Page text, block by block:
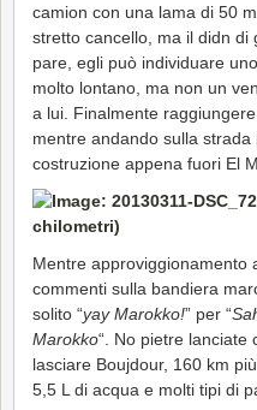
camion con una lama di 50
stretto cancello, ma il didn di
pare, egli può individuare
molto lontano, ma non un
a lui. Finalmente
mentre andando sulla
costruzione appena fuori El
Mentre approviggionamento
commenti sulla bandiera
solito “yay Marokko!” per “
Marokko“. No pietre lanciate
lasciare Boujdour, 160 km
5,5 L di acqua e molti tipi di